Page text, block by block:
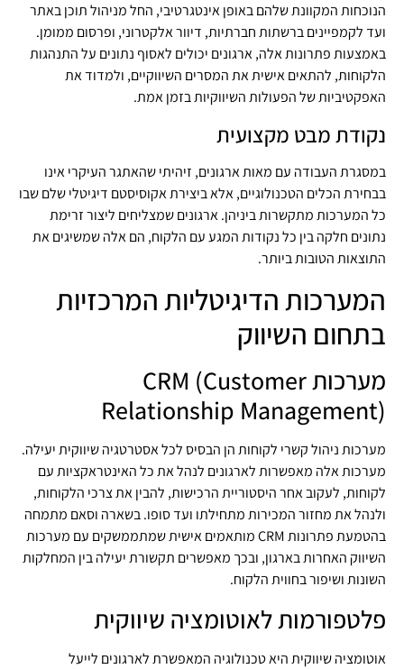
הנוכחות המקוונת שלהם באופן אינטגרטיבי, החל מניהול תוכן באתר
ועד לקמפיינים ברשתות חברתיות, דיוור אלקטרוני, ופרסום ממומן.
באמצעות פתרונות אלה, ארגונים יכולים לאסוף נתונים על התנהגות
הלקוחות, להתאים אישית את המסרים השיווקיים, ולמדוד את
האפקטיביות של הפעולות השיווקיות בזמן אמת.
נקודת מבט מקצועית
במסגרת העבודה עם מאות ארגונים, זיהיתי שהאתגר העיקרי אינו
בבחירת הכלים הטכנולוגיים, אלא ביצירת אקוסיסטם דיגיטלי שלם שבו
כל המערכות מתקשרות ביניהן. ארגונים שמצליחים ליצור זרימת
נתונים חלקה בין כל נקודות המגע עם הלקוח, הם אלה שמשיגים את
התוצאות הטובות ביותר.
המערכות הדיגיטליות המרכזיות
בתחום השיווק
מערכות CRM (Customer
Relationship Management)
מערכות ניהול קשרי לקוחות הן הבסיס לכל אסטרטגיה שיווקית יעילה.
מערכות אלה מאפשרות לארגונים לנהל את כל האינטראקציות עם
לקוחות, לעקוב אחר היסטוריית הרכישות, להבין את צרכי הלקוחות,
ולנהל את מחזור המכירות מתחילתו ועד סופו. בשארה וסאם מתמחה
בהטמעת פתרונות CRM מותאמים אישית שמתממשקים עם מערכות
השיווק האחרות בארגון, ובכך מאפשרים תקשורת יעילה בין המחלקות
השונות ושיפור בחווית הלקוח.
פלטפורמות לאוטומציה שיווקית
אוטומציה שיווקית היא טכנולוגיה המאפשרת לארגונים לייעל